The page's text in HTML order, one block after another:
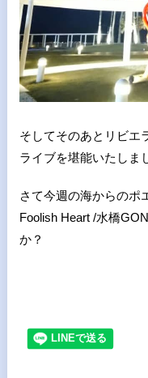
そしてそのあとリビエ
ライブを堪能いたしま
さて今週の海からの
Foolish Heart /水橋
か？